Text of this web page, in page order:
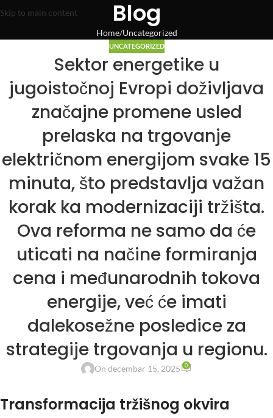
Skip to main content Blog
Home Uncategorized
UNCATEGORIZED
Sektor energetike u
jugoistočnoj Evropi doživljava
značajne promene usled
prelaska na trgovanje
električnom energijom svake 15
minuta, što predstavlja važan
korak ka modernizaciji tržišta.
Ova reforma ne samo da će
uticati na načine formiranja
cena i međunarodnih tokova
energije, već će imati
dalekosežne posledice za
strategije trgovanja u regionu.
On decembar 15, 2025 0
Transformacija tržišnog okvira